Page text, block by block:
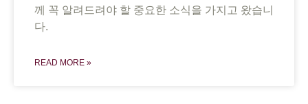
께 꼭 알려드려야 할 중요한 소식을 가지고 왔습니
다.
READ MORE »